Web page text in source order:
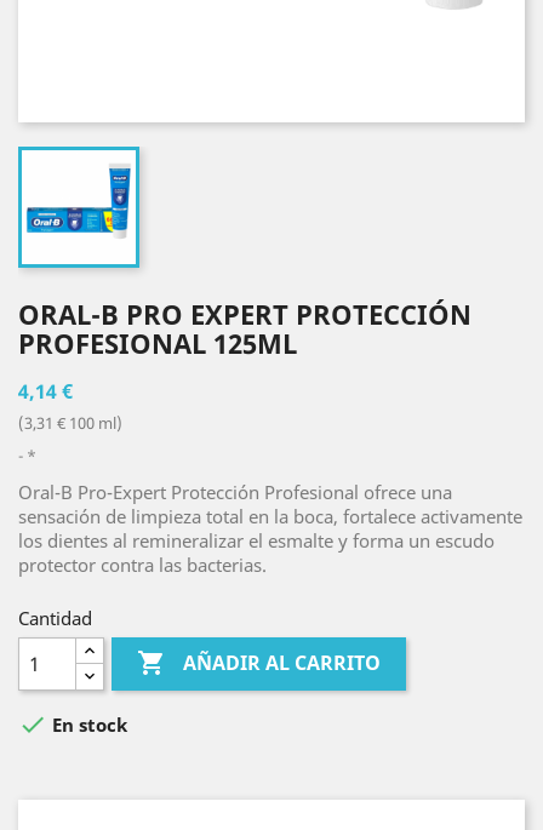
ORAL-B PRO EXPERT PROTECCIÓN
PROFESIONAL 125ML
4,14 €
(3,31 € 100 ml)
*
Oral-B Pro-Expert Protección Profesional ofrece una
sensación de limpieza total en la boca, fortalece activamente
los dientes al remineralizar el esmalte y forma un escudo
protector contra las bacterias.
Cantidad
 AÑADIR AL CARRITO
 En stock